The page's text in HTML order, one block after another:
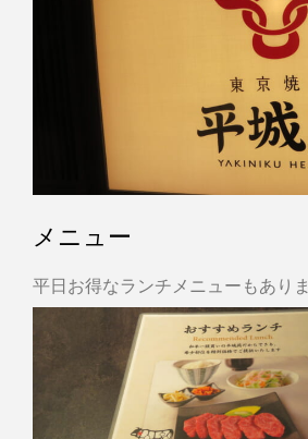
メニュー
平日お得なランチメニューもありま